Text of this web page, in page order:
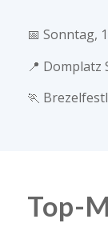
📅 Sonntag,
📍 Domplatz
🏃
Top-